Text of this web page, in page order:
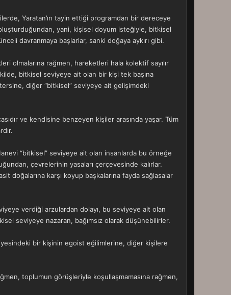
Yaratan’ın tayin ettiği programdan bir dereceye
yani, kişisel doyum isteğiyle, bitkisel
davranmaya başlarlar, sanki doğaya aykırı gibi.
olmalarına rağmen, hareketleri hala kolektif sayılır
bitkisel seviyeye ait olan bir kişi tek başına
diğer “bitkisel” seviyeye ait gelişimdeki
ve kendisine benzeyen kişiler arasında yaşar. Tüm
“bitkisel” seviyeye ait olan insanlarda bu örneğe
çevrelerinin yasaları çerçevesinde kalırlar.
doğalarına karşı koyup başkalarına fayda sağlasalar
verdiği arzulardan dolayı, bu seviyeye ait olan
seviyeye nazaran, bağımsız olarak düşünebilirler.
bir kişinin egoist eğilimlerine, diğer kişilere
toplumun görüşleriyle koşullaşmamasına rağmen,